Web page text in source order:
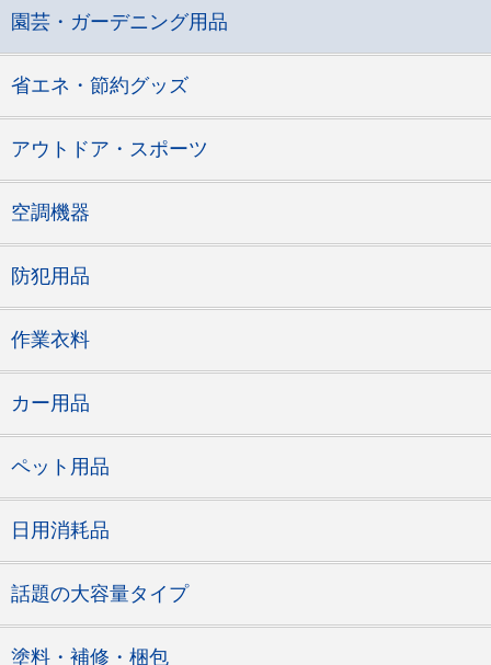
園芸・ガーデニング用品
省エネ・節約グッズ
アウトドア・スポーツ
空調機器
防犯用品
作業衣料
カー用品
ペット用品
日用消耗品
話題の大容量タイプ
塗料・補修・梱包